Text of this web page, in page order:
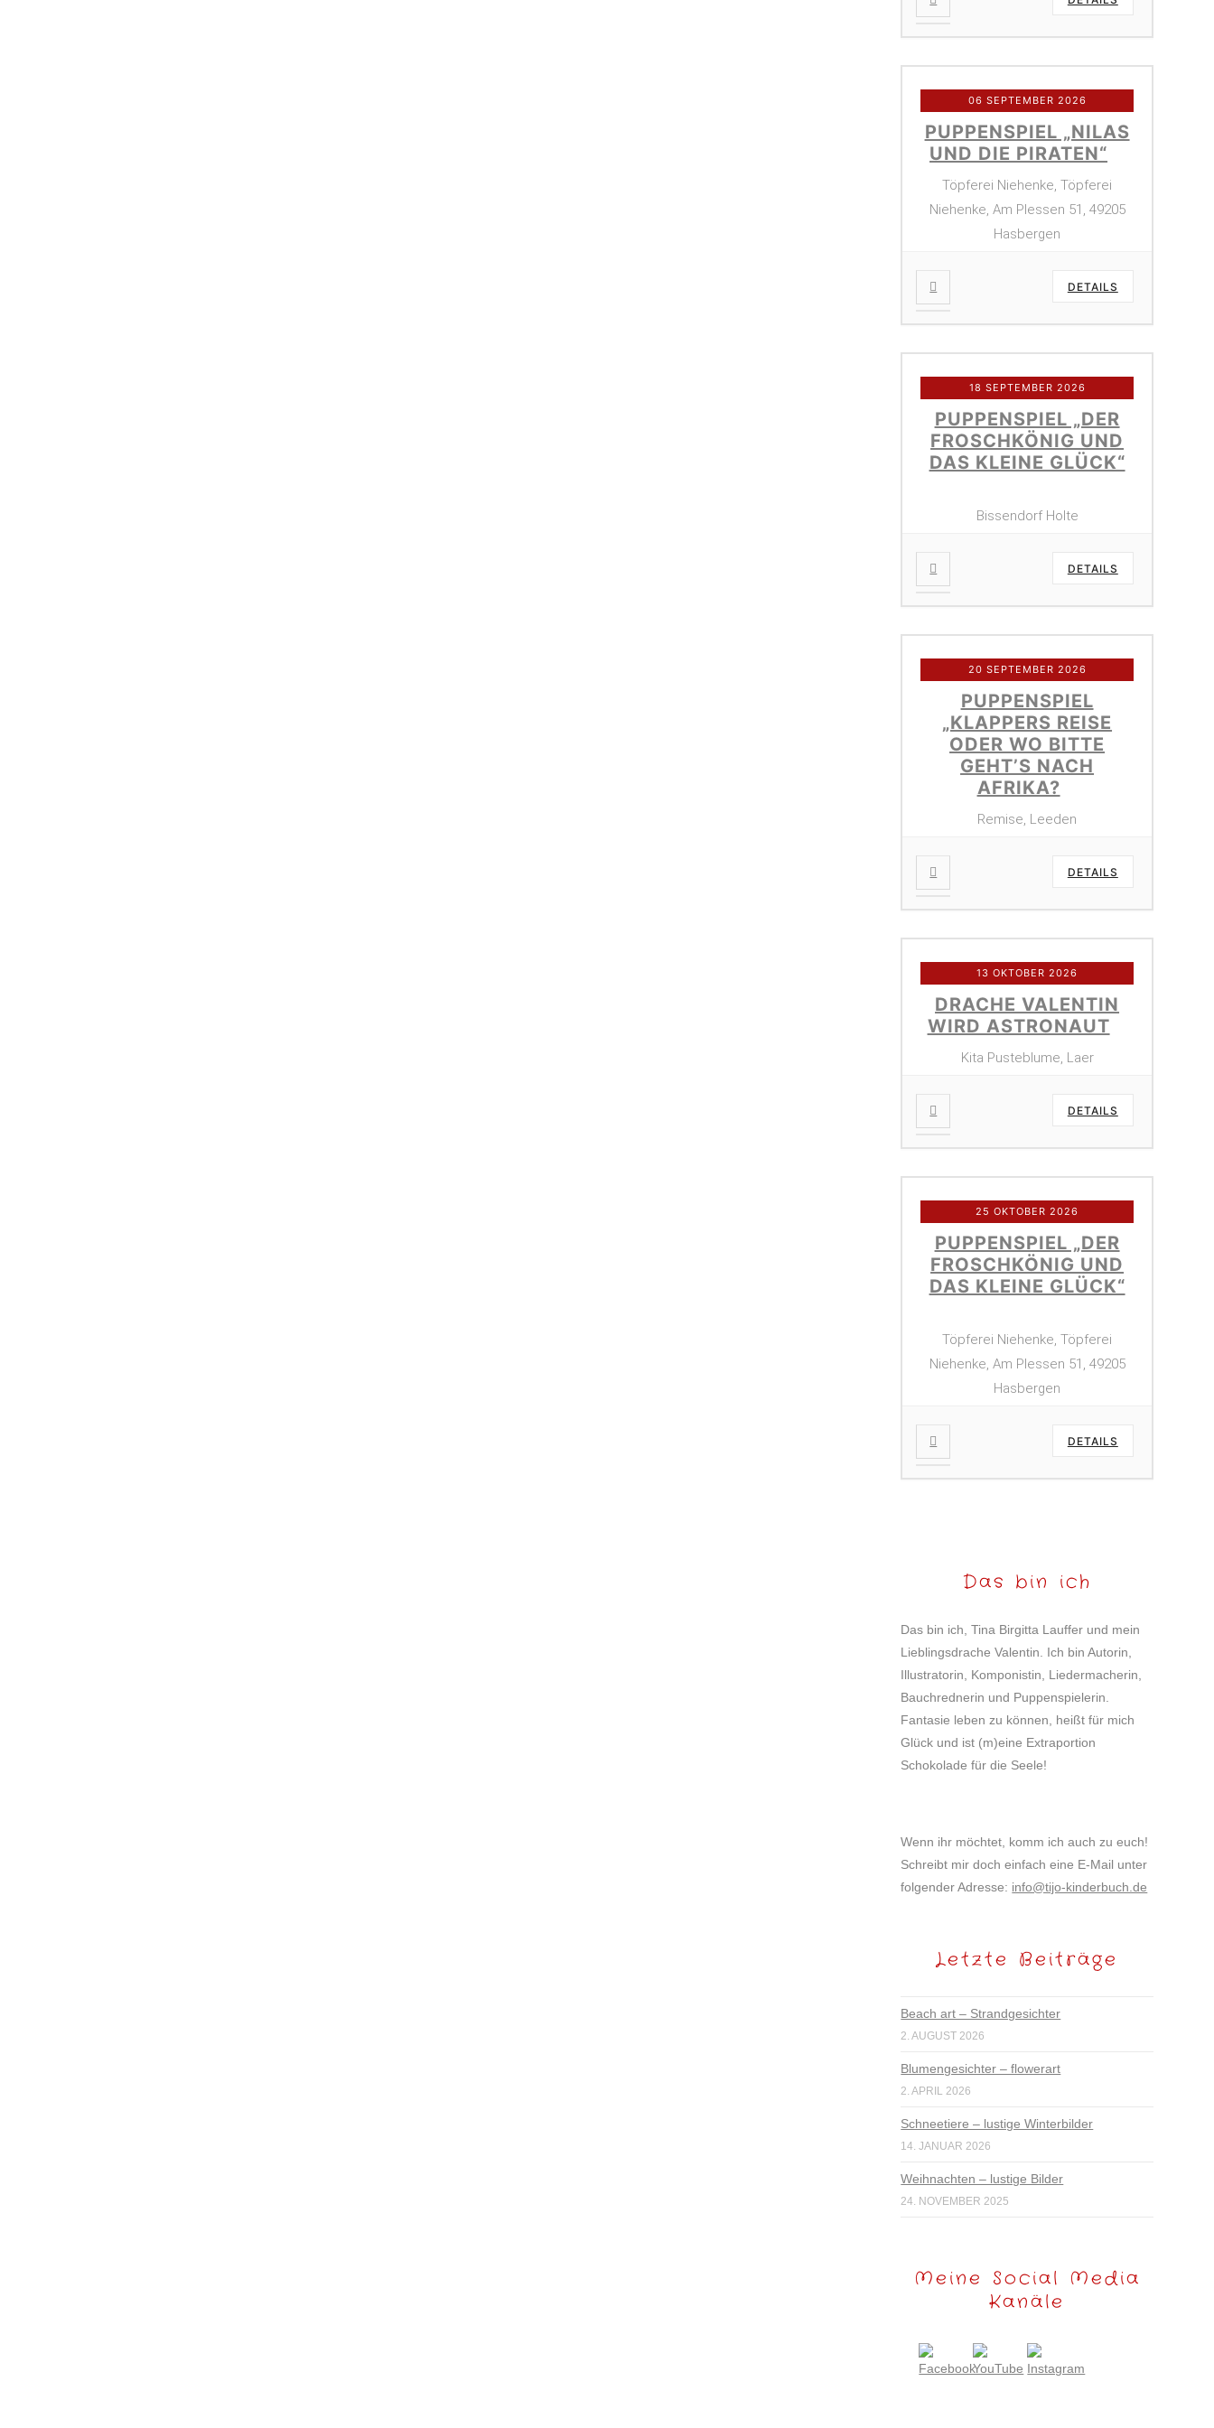
06 SEPTEMBER 2026
PUPPENSPIEL „NILAS
UND DIE PIRATEN“
Töpferei Niehenke, Töpferei
Niehenke, Am Plessen 51, 49205
Hasbergen
DETAILS
18 SEPTEMBER 2026
PUPPENSPIEL „DER
FROSCHKÖNIG UND
DAS KLEINE GLÜCK“
Bissendorf Holte
DETAILS
20 SEPTEMBER 2026
PUPPENSPIEL
„KLAPPERS REISE
ODER WO BITTE
GEHT’S NACH
AFRIKA?
Remise, Leeden
DETAILS
13 OKTOBER 2026
DRACHE VALENTIN
WIRD ASTRONAUT
Kita Pusteblume, Laer
DETAILS
25 OKTOBER 2026
PUPPENSPIEL „DER
FROSCHKÖNIG UND
DAS KLEINE GLÜCK“
Töpferei Niehenke, Töpferei
Niehenke, Am Plessen 51, 49205
Hasbergen
DETAILS
Das bin ich
Das bin ich, Tina Birgitta Lauffer und mein
Lieblingsdrache Valentin. Ich bin Autorin,
Illustratorin, Komponistin, Liedermacherin,
Bauchrednerin und Puppenspielerin.
Fantasie leben zu können, heißt für mich
Glück und ist (m)eine Extraportion
Schokolade für die Seele!
Wenn ihr möchtet, komm ich auch zu euch!
Schreibt mir doch einfach eine E-Mail unter
folgender Adresse: info@tijo-kinderbuch.de
Letzte Beiträge
Beach art – Strandgesichter
2. AUGUST 2026
Blumengesichter – flowerart
2. APRIL 2026
Schneetiere – lustige Winterbilder
14. JANUAR 2026
Weihnachten – lustige Bilder
24. NOVEMBER 2025
Meine Social Media
Kanäle